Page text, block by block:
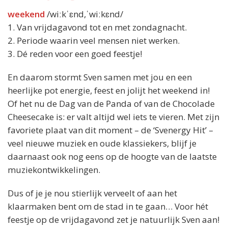
weekend /wiːkˈɛnd,ˈwiːkɛnd/
1. Van vrijdagavond tot en met zondagnacht.
2. Periode waarin veel mensen niet werken.
3. Dé reden voor een goed feestje!
En daarom stormt Sven samen met jou en een
heerlijke pot energie, feest en jolijt het weekend in!
Of het nu de Dag van de Panda of van de Chocolade
Cheesecake is: er valt altijd wel iets te vieren. Met zijn
favoriete plaat van dit moment – de ‘Svenergy Hit’ –
veel nieuwe muziek en oude klassiekers, blijf je
daarnaast ook nog eens op de hoogte van de laatste
muziekontwikkelingen.
Dus of je je nou stierlijk verveelt of aan het
klaarmaken bent om de stad in te gaan… Voor hét
feestje op de vrijdagavond zet je natuurlijk Sven aan!